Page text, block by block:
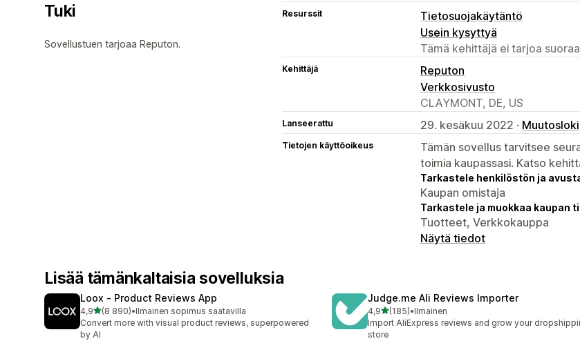
Tuki
Sovellustuen tarjoaa Reputon.
Resurssit
Tietosuojakäytäntö
Usein kysyttyä
Tämä kehittäjä ei tarjoa
Kehittäjä
Reputon
Verkkosivusto
CLAYMONT, DE, US
Lanseerattu 29. kesäkuu 2022 · Muutosloki
Tietojen käyttöoikeus
Tämän sovellus tarvitsee
toimia kaupassasi. Katso
Tarkastele henkilöstön ja
Kaupan omistaja
Tarkastele ja muokkaa kaupan
Tuotteet, Verkkokauppa
Näytä tiedot
Lisää tämänkaltaisia sovelluksia
Loox ‑ Product Reviews App
4,9/ 5 tähteä
(8 890)
8890 arvostelua yhteensä
•Ilmainen sopimus saatavilla
Convert more with visual product reviews, superpowered
by AI
Judge.me Ali Reviews Importer
4,9/ 5 tähteä
(185)
185 arvostelua yhteensä
•Ilmainen
Import AliExpress reviews and grow your
store